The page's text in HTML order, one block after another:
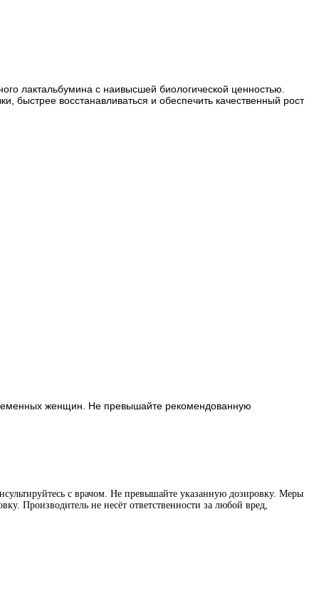
лактальбумина с наивысшей биологической ценностью.
быстрее восстанавливаться и обеспечить качественный рост
женщин. Не превышайте рекомендованную
с врачом. Не превышайте указанную дозировку. Меры
Производитель не несёт ответственности за любой вред,